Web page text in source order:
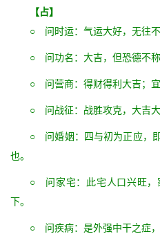
【占】
○ 问时运：气运大好，无往不
○ 问功名：大吉，但恐德不称
○ 问营商：得财得利大吉；宜
○ 问战征：战胜攻克，大吉大
○ 问婚姻：四与初为正应，
也。
○ 问家宅：此宅人口兴旺，
下。
○ 问疾病：是外强中干之症，